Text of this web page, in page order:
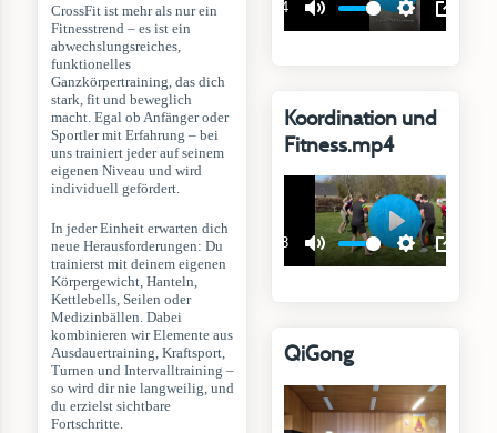
CrossFit ist mehr als nur ein
Fitnesstrend – es ist ein
abwechslungsreiches,
funktionelles
Ganzkörpertraining, das dich
stark, fit und beweglich
macht. Egal ob Anfänger oder
Sportler mit Erfahrung – bei
uns trainiert jeder auf seinem
eigenen Niveau und wird
individuell gefördert.
In jeder Einheit erwarten dich
neue Herausforderungen: Du
trainierst mit deinem eigenen
Körpergewicht, Hanteln,
Kettlebells, Seilen oder
Medizinbällen. Dabei
kombinieren wir Elemente aus
Ausdauertraining, Kraftsport,
Turnen und Intervalltraining –
so wird dir nie langweilig, und
du erzielst sichtbare
Fortschritte.
Koordination und
Fitness.mp4
QiGong